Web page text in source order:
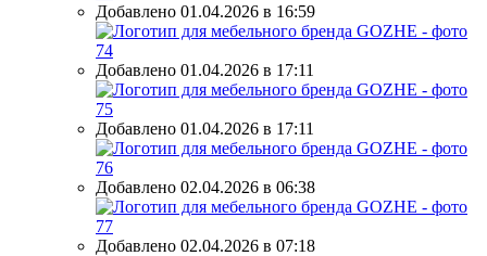
Добавлено 01.04.2026 в 16:59
Добавлено 01.04.2026 в 17:11
Добавлено 01.04.2026 в 17:11
Добавлено 02.04.2026 в 06:38
Добавлено 02.04.2026 в 07:18